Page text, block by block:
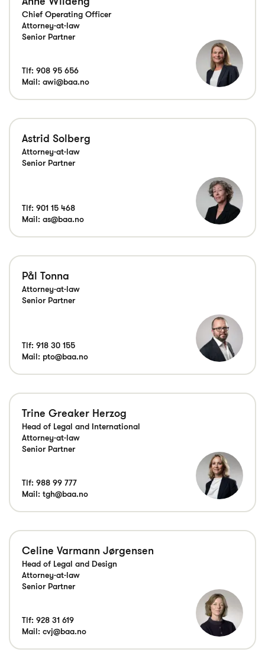
Chief Operating Officer
Attorney-at-law
Senior Partner
Tlf: 908 95 656
Mail: awi@baa.no
Astrid Solberg
Attorney-at-law
Senior Partner
Tlf: 901 15 468
Mail: as@baa.no
Pål Tonna
Attorney-at-law
Senior Partner
Tlf: 918 30 155
Mail: pto@baa.no
Trine Greaker Herzog
Head of Legal and International
Attorney-at-law
Senior Partner
Tlf: 988 99 777
Mail: tgh@baa.no
Celine Varmann Jørgensen
Head of Legal and Design
Attorney-at-law
Senior Partner
Tlf: 928 31 619
Mail: cvj@baa.no